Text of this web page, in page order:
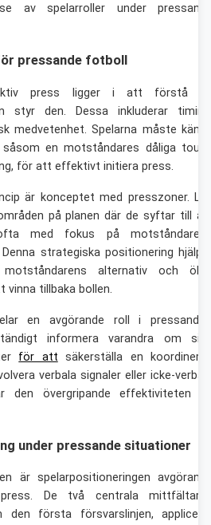
av spelarroller under
pressande fotboll
press ligger i att förstå
styr den. Dessa inkluderar
medvetenhet. Spelarna måste
såsom en motståndares dåliga
för att effektivt initiera press.
är konceptet med presszoner.
på planen där de syftar till
med fokus på
strategiska positionering
alternativ och
tillbaka bollen.
en avgörande roll i
informera varandra om
för att säkerställa en
verbala signaler eller icke-
den övergripande effektiviteten
under pressande situationer
är spelarpositioneringen
De två centrala
första försvarslinjen,